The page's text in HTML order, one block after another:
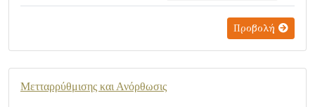
Προβολή
Μετταρρύθμισης και Ανόρθωσις